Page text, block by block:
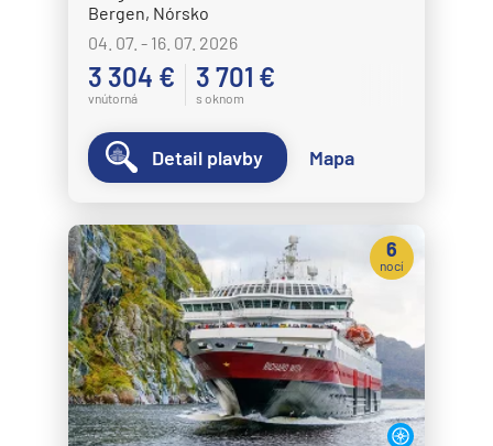
Bergen, Nórsko
04. 07. - 16. 07. 2026
3 304 €
vnútorná
3 701 €
s oknom
Detail plavby Mapa
6
nocí